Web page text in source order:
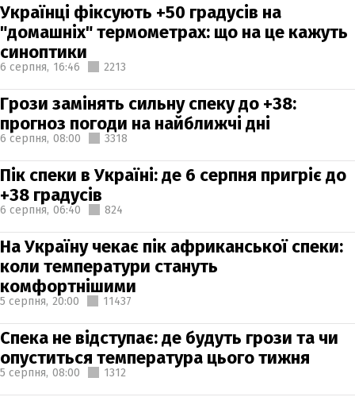
Українці фіксують +50 градусів на
"домашніх" термометрах: що на це кажуть
синоптики
6 серпня, 16:46 2213
Грози замінять сильну спеку до +38:
прогноз погоди на найближчі дні
6 серпня, 08:00 3318
Пік спеки в Україні: де 6 серпня пригріє до
+38 градусів
6 серпня, 06:40 824
На Україну чекає пік африканської спеки:
коли температури стануть
комфортнішими
5 серпня, 20:00 11437
Спека не відступає: де будуть грози та чи
опуститься температура цього тижня
5 серпня, 08:00 1312